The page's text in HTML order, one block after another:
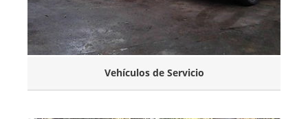
Vehículos de Servicio